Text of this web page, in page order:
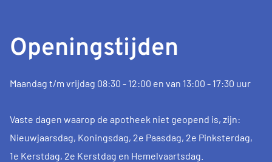
Openingstijden
Maandag t/m vrijdag 08:30 - 12:00 en van 13:00 - 17:30 uur
Vaste dagen waarop de apotheek niet geopend is, zijn:
Nieuwjaarsdag, Koningsdag, 2e Paasdag, 2e Pinksterdag,
1e Kerstdag, 2e Kerstdag en Hemelvaartsdag.